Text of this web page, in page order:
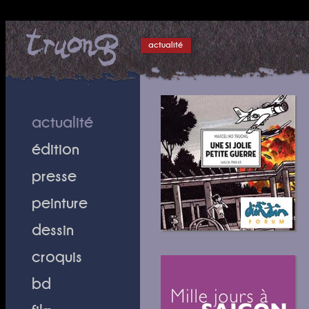
actualité
actualité
édition
presse
peinture
dessin
croquis
bd